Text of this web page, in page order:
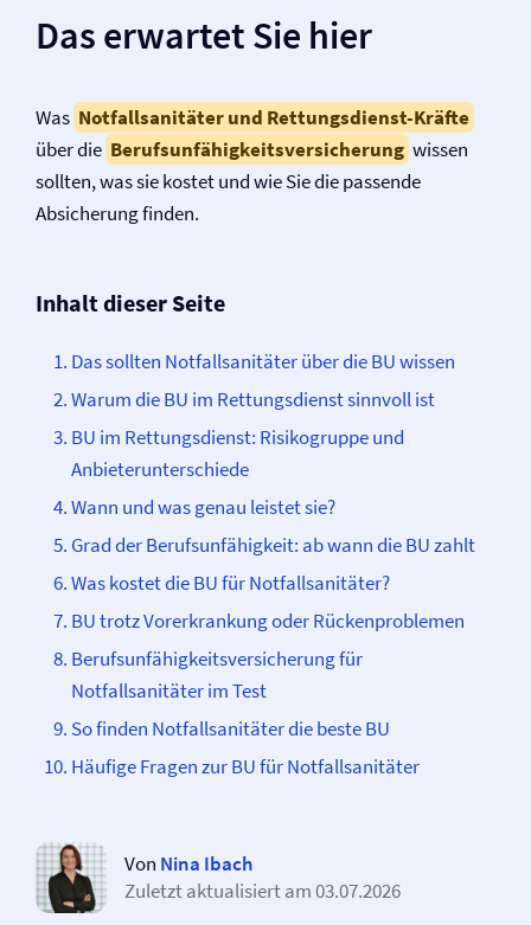
Das erwartet Sie hier
Was Notfallsanitäter und Rettungsdienst-Kräfte
über die Berufs­unfähigkeits­versicherung wissen
sollten, was sie kostet und wie Sie die passende
Absicherung finden.
Inhalt dieser Seite
Das sollten Notfallsanitäter über die BU wissen
Warum die BU im Rettungsdienst sinnvoll ist
BU im Rettungsdienst: Risikogruppe und
Anbieterunterschiede
Wann und was genau leistet sie?
Grad der Berufs­unfähigkeit: ab wann die BU zahlt
Was kostet die BU für Notfallsanitäter?
BU trotz Vorerkrankung oder Rückenproblemen
Berufs­unfähigkeits­­versicherung für
Notfallsanitäter im Test
So finden Notfallsanitäter die beste BU
Häufige Fragen zur BU für Notfallsanitäter
Von Nina Ibach
Zuletzt aktualisiert am03.07.2026